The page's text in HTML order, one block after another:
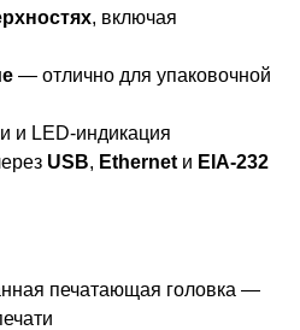
, включая
— отлично для упаковочной
и LED-индикация
USB, Ethernet и EIA-232
печатающая головка —